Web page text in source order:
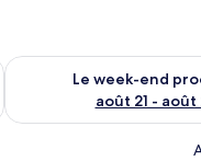
août 14 - août 16
Le week-end
août 21 - août
Vérifier la disponibilité